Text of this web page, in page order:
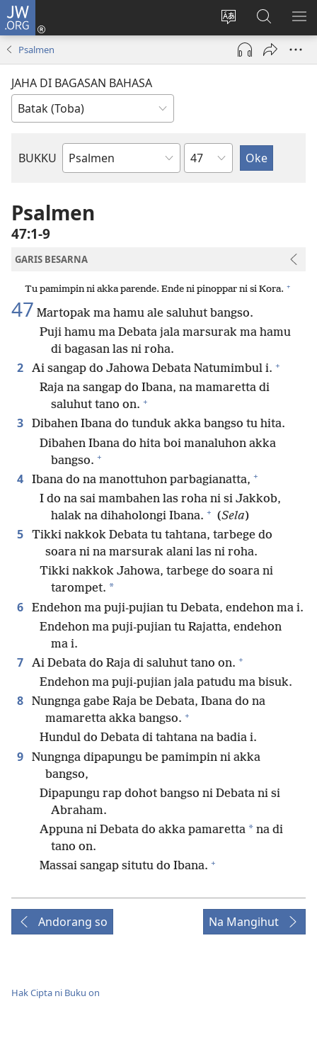
JW.ORG
Ganti
hata
situs
Log
(opens
Lului
di
JW.ORG
Psalmen
JAHA DI BAGASAN BAHASA
BUKKU
Bukku
Bindu
Psalmen
47:1-9
GARIS BESARNA
Tu pamimpin ni akka parende. Ende ni pinoppar ni si Kora. +
47 Martopak ma hamu ale saluhut bangso.
Puji hamu ma Debata jala marsurak ma hamu
di bagasan las ni roha.
2 Ai sangap do Jahowa Debata Natumimbul i. +
Raja na sangap do Ibana, na mamaretta di
saluhut tano on. +
3
Dibahen Ibana do tunduk akka bangso tu hita.
Dibahen Ibana do hita boi manaluhon akka
bangso. +
4 Ibana do na manottuhon parbagianatta, +
I do na sai mambahen las roha ni si Jakkob,
halak na dihaholongi Ibana. + (Sela)
5
Tikki nakkok Debata tu tahtana, tarbege do
soara ni na marsurak alani las ni roha.
Tikki nakkok Jahowa, tarbege do soara ni
tarompet. *
6
Endehon ma puji-pujian tu Debata, endehon ma i.
Endehon ma puji-pujian tu Rajatta, endehon
ma i.
7 Ai Debata do Raja di saluhut tano on. +
Endehon ma puji-pujian jala patudu ma bisuk.
8
Nungnga gabe Raja be Debata, Ibana do na
mamaretta akka bangso. +
Hundul do Debata di tahtana na badia i.
9
Nungnga dipapungu be pamimpin ni akka
bangso,
Dipapungu rap dohot bangso ni Debata ni si
Abraham.
Appuna ni Debata do akka pamaretta * na di
tano on.
Massai sangap situtu do Ibana. +
Andorang so Na Mangihut
Hak Cipta ni Buku on